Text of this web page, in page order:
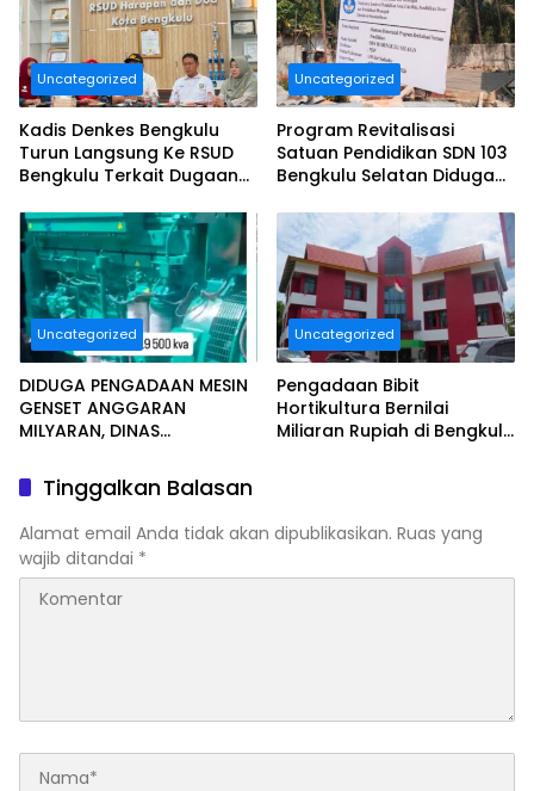
BENGKULU Tahun
Anggaran 2025 Resmi
Dilaporkan
Uncategorized
Kadis Denkes Bengkulu
Turun Langsung Ke RSUD
Bengkulu Terkait Dugaan
Maksimal..
Uncategorized
Program Revitalisasi
Satuan Pendidikan SDN 103
Bengkulu Selatan Diduga
Uncategorized
DIDUGA PENGADAAN MESIN
GENSET ANGGARAN
MILYARAN, DINAS
SELATAN MENDAPAT
SOROTAN MASYARAKAT
RELASI PUBLIK.
Uncategorized
Pengadaan Bibit
Hortikultura Bernilai
Miliaran Rupiah di Bengkulu
Tinggalkan Balasan
Alamat email Anda tidak akan dipublikasikan. Ruas yang
wajib ditandai *